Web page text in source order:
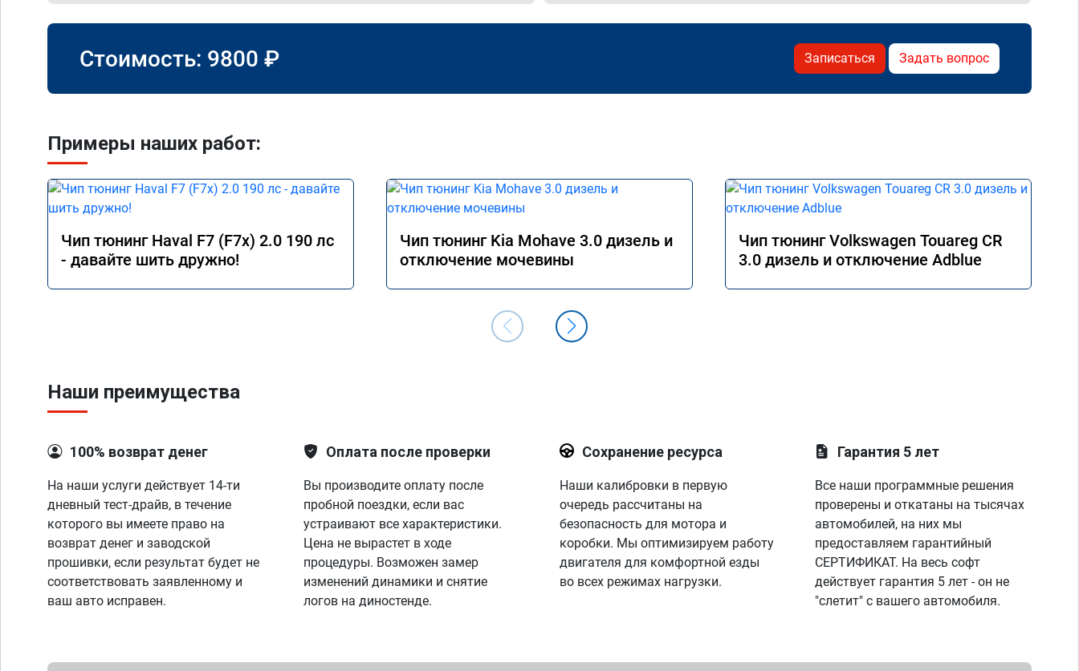
Стоимость: 9800 ₽ Записаться Задать вопрос
Примеры наших работ:
Чип тюнинг Haval F7 (F7x) 2.0 190 лс
- давайте шить дружно!
Чип тюнинг Kia Mohave 3.0 дизель и
отключение мочевины
Чип тюнинг Volkswagen Touareg CR
3.0 дизель и отключение Adblue
Наши преимущества
100% возврат денег
На наши услуги действует 14-ти
дневный тест-драйв, в течение
которого вы имеете право на
возврат денег и заводской
прошивки, если результат будет не
соответствовать заявленному и
ваш авто исправен.
Оплата после проверки
Вы производите оплату после
пробной поездки, если вас
устраивают все характеристики.
Цена не вырастет в ходе
процедуры. Возможен замер
изменений динамики и снятие
логов на диностенде.
Сохранение ресурса
Наши калибровки в первую
очередь рассчитаны на
безопасность для мотора и
коробки. Мы оптимизируем работу
двигателя для комфортной езды
во всех режимах нагрузки.
Гарантия 5 лет
Все наши программные решения
проверены и откатаны на тысячах
автомобилей, на них мы
предоставляем гарантийный
СЕРТИФИКАТ. На весь софт
действует гарантия 5 лет - он не
"слетит" с вашего автомобиля.